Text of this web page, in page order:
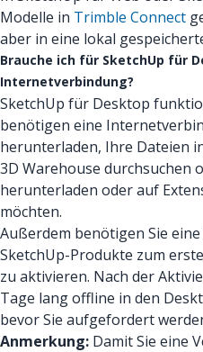
Modelle in Trimble Connect
aber in eine lokal
Brauche ich für SketchUp für
Internetverbindung?
SketchUp für Desktop
benötigen eine
herunterladen, Ihre Dateien
3D Warehouse durchsuchen
herunterladen oder auf
möchten.
Außerdem benötigen Sie
SketchUp-Produkte zum
zu aktivieren. Nach der
Tage lang offline in den
bevor Sie aufgefordert
Anmerkung: Damit Sie eine